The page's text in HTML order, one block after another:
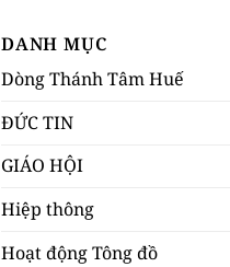
DANH MỤC
Dòng Thánh Tâm Huế
ĐỨC TIN
GIÁO HỘI
Hiệp thông
Hoạt động Tông đồ